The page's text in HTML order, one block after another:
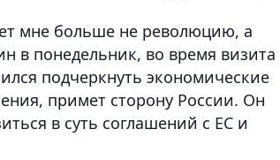
мне больше не революцию, а
в понедельник, во время визита
подчеркнуть экономические
примет сторону России. Он
в суть соглашений с ЕС и